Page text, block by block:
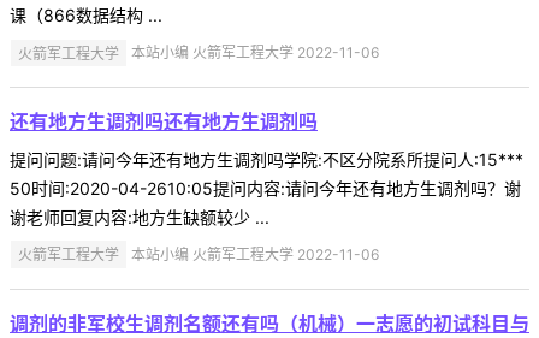
课（866数据结构 ...
火箭军工程大学 本站小编 火箭军工程大学 2022-11-06
还有地方生调剂吗还有地方生调剂吗
提问问题:请问今年还有地方生调剂吗学院:不区分院系所提问人:15***
50时间:2020-04-2610:05提问内容:请问今年还有地方生调剂吗？谢
谢老师回复内容:地方生缺额较少 ...
火箭军工程大学 本站小编 火箭军工程大学 2022-11-06
调剂的非军校生调剂名额还有吗（机械）一志愿的初试科目与